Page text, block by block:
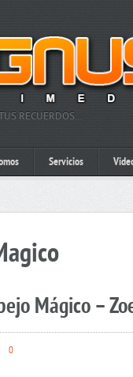
RECUERDOS…
Servicios
Mágico –
0